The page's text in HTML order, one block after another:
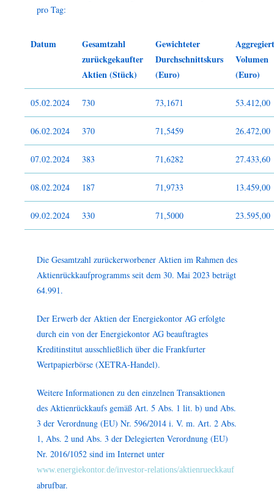
pro Tag:
Datum
Gesamtzahl
zurückgekaufter
Aktien (Stück)
Gewichteter
Durchschnittskurs
(Euro)
Volumen
(Euro)
05.02.2024 730 73,1671 53.412,00
06.02.2024 370 71,5459 26.472,00
07.02.2024 383 71,6282 27.433,60
08.02.2024 187 71,9733 13.459,00
09.02.2024 330 71,5000 23.595,00
Die Gesamtzahl zurückerworbener Aktien im Rahmen des
Aktienrückkaufprogramms seit dem 30. Mai 2023 beträgt
64.991.
Der Erwerb der Aktien der Energiekontor AG erfolgte
durch ein von der Energiekontor AG beauftragtes
Kreditinstitut ausschließlich über die Frankfurter
Wertpapierbörse (XETRA-Handel).
Weitere Informationen zu den einzelnen Transaktionen
des Aktienrückkaufs gemäß Art. 5 Abs. 1 lit. b) und Abs.
3 der Verordnung (EU) Nr. 596/2014 i. V. m. Art. 2 Abs.
1, Abs. 2 und Abs. 3 der Delegierten Verordnung (EU)
Nr. 2016/1052 sind im Internet unter
www.energiekontor.de/investor-relations/aktienrueckkauf
abrufbar.